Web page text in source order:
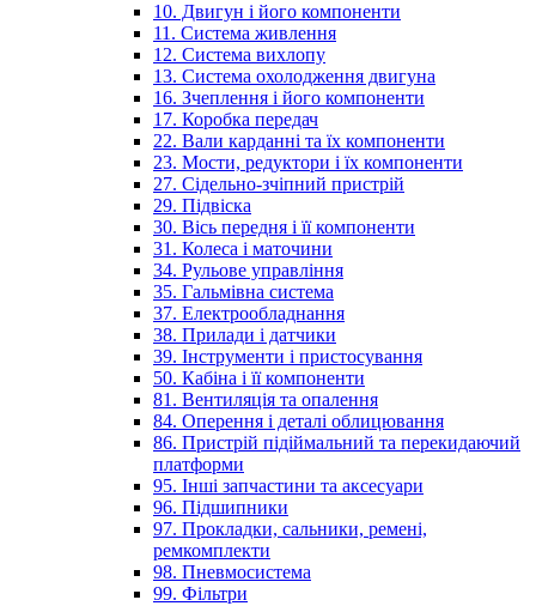
10. Двигун і його компоненти
11. Система живлення
12. Система вихлопу
13. Система охолодження двигуна
16. Зчеплення і його компоненти
17. Коробка передач
22. Вали карданні та їх компоненти
23. Мости, редуктори і їх компоненти
27. Сідельно-зчіпний пристрій
29. Підвіска
30. Вісь передня і її компоненти
31. Колеса і маточини
34. Рульове управління
35. Гальмівна система
37. Електрообладнання
38. Прилади і датчики
39. Інструменти і пристосування
50. Кабіна і її компоненти
81. Вентиляція та опалення
84. Оперення і деталі облицювання
86. Пристрій підіймальний та перекидаючий
платформи
95. Інші запчастини та аксесуари
96. Підшипники
97. Прокладки, сальники, ремені,
ремкомплекти
98. Пневмосистема
99. Фільтри